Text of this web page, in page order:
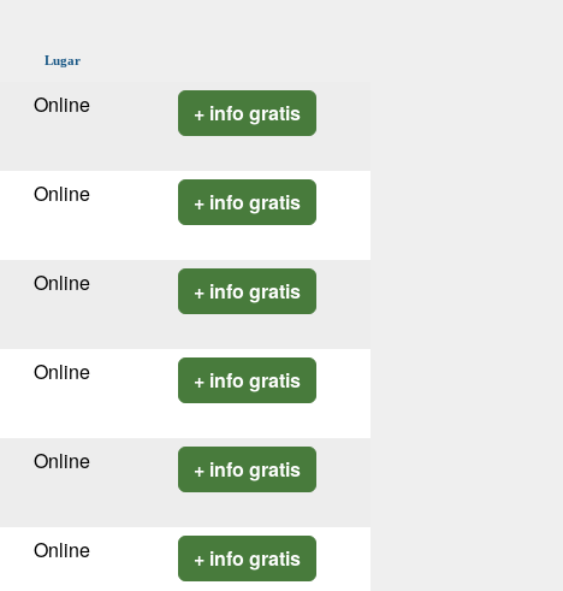
Lugar
Online + info gratis
Online + info gratis
Online + info gratis
Online + info gratis
Online + info gratis
Online + info gratis